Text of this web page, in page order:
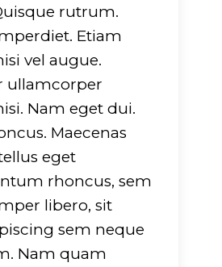
rutrum.
Etiam
vel augue.
ullamcorper
Nam eget dui.
Maecenas
eget
rhoncus, sem
libero, sit
sem neque
Nam quam